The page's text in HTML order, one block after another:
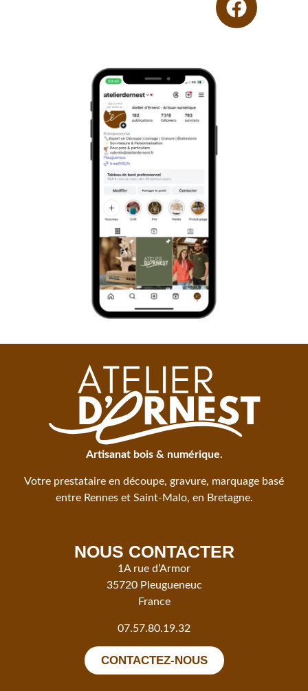
Artisanat bois & numérique.
Votre prestataire en découpe, gravure, marquage basé
entre Rennes et Saint-Malo, en Bretagne.
NOUS CONTACTER
1A rue d’Armor
35720 Pleugueneuc
France
07.57.80.19.32
CONTACTEZ-NOUS